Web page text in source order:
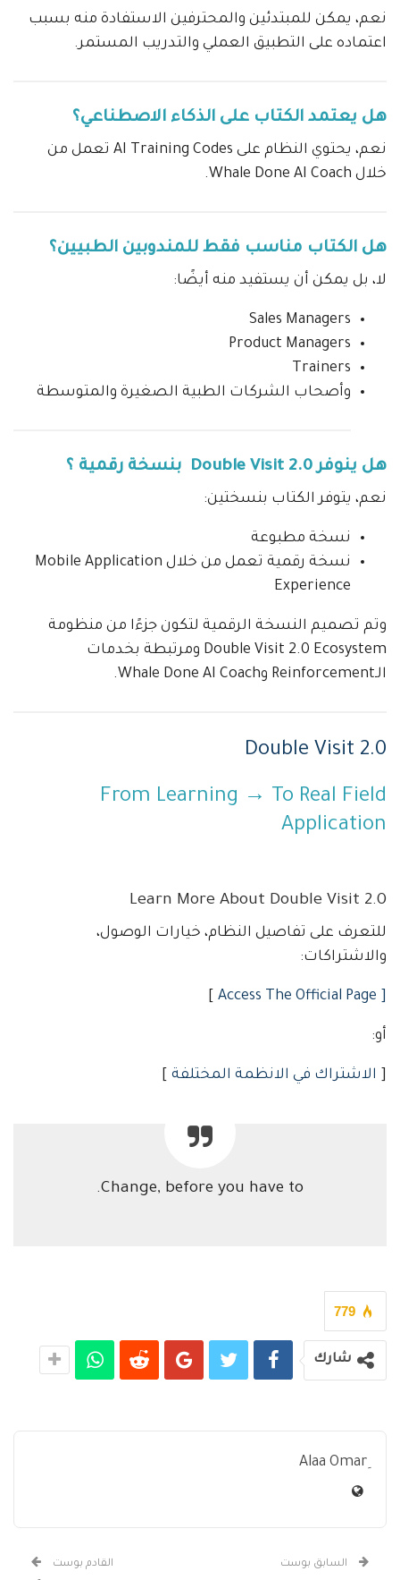
نعم، يمكن للمبتدئين والمحترفين الاستفادة منه بسبب
اعتماده على التطبيق العملي والتدريب المستمر.
هل يعتمد الكتاب على الذكاء الاصطناعي؟
نعم، يحتوي النظام على AI Training Codes تعمل من
خلال Whale Done AI Coach.
هل الكتاب مناسب فقط للمندوبين الطبيين؟
لا، بل يمكن أن يستفيد منه أيضًا:
Sales Managers
Product Managers
Trainers
وأصحاب الشركات الطبية الصغيرة والمتوسطة
هل ينوفر Double Visit 2.0 بنسخة رقمية ؟
نعم، يتوفر الكتاب بنسختين:
نسخة مطبوعة
نسخة رقمية تعمل من خلال Mobile Application
Experience
وتم تصميم النسخة الرقمية لتكون جزءًا من منظومة
Double Visit 2.0 Ecosystem ومرتبطة بخدمات
الـReinforcement وWhale Done AI Coach.
Double Visit 2.0
From Learning → To Real Field
Application
Learn More About Double Visit 2.0
للتعرف على تفاصيل النظام، خيارات الوصول،
والاشتراكات:
أو:
الاشتراك في الانظمة المختلفة
Change, before you have to.
779
شارك
السابق بوست القادم بوست